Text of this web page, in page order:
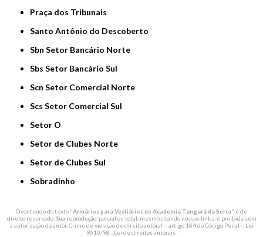
Praça dos Tribunais
Santo Antônio do Descoberto
Sbn Setor Bancário Norte
Sbs Setor Bancário Sul
Scn Setor Comercial Norte
Scs Setor Comercial Sul
Setor O
Setor de Clubes Norte
Setor de Clubes Sul
Sobradinho
O conteúdo do texto "Armários para Vestiários de Academia Tangará da Serra" é de
direito reservado. Sua reprodução, parcial ou total, mesmo citando nossos links, é proibida sem
a autorização do autor. Crime de violação de direito autoral – artigo 184 do Código Penal – Lei
9610/98 - Lei de direitos autorais.